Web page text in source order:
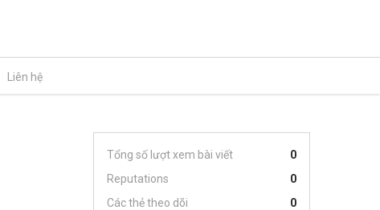
Liên hệ
Tổng số lượt xem bài viết
0
Reputations
0
Các thẻ theo dõi
0